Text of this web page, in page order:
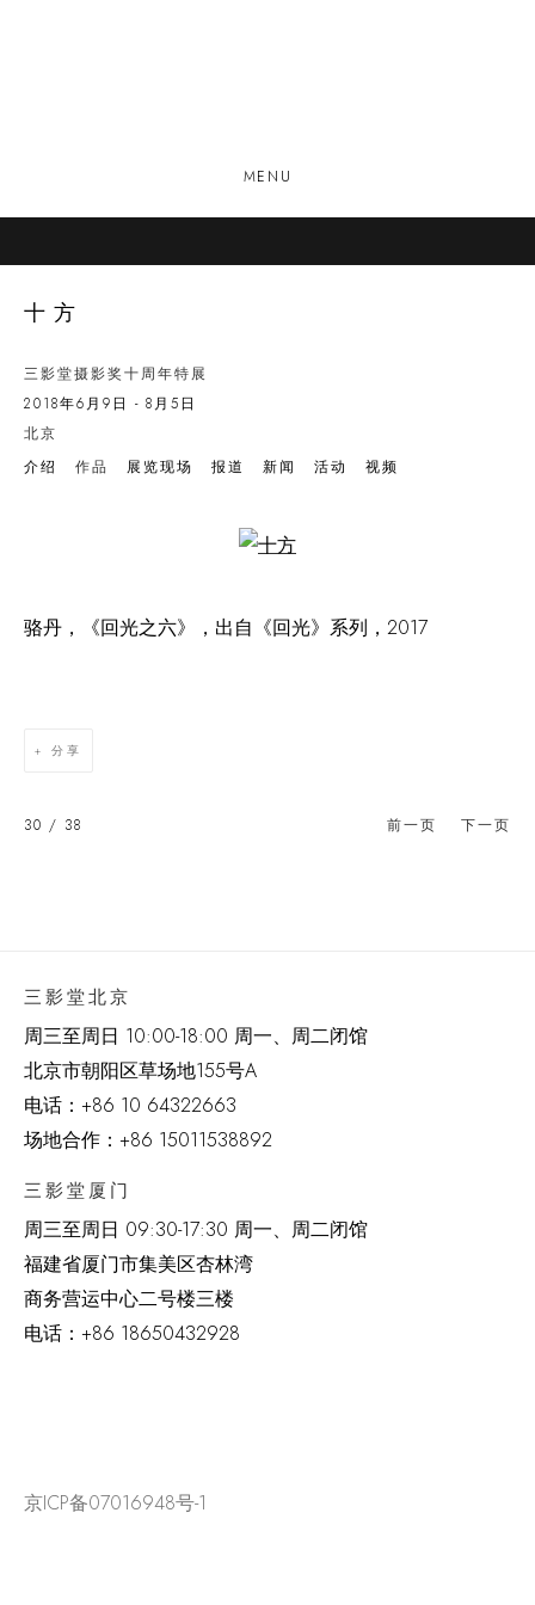
MENU
十方
三影堂摄影奖十周年特展
2018年6月9日 - 8月5日
北京
介绍
作品 展览现场 报道 新闻 活动 视频
Open a larger version of the following image in a popup:
骆丹，《回光之六》，出自《回光》系列，2017
分享
前一页 下一页
30 / 38
三影堂北京
周三至周日 10:00-18:00 周一、周二闭馆
北京市朝阳区草场地155号A
电话： +86 10 64322663
场地合作：+86 15011538892
三影堂厦门
周三至周日 09:30-17:30 周一、周二闭馆
福建省厦门市集美区杏林湾
商务营运中心二号楼三楼
电话： +86 18650432928
京ICP备07016948号-1